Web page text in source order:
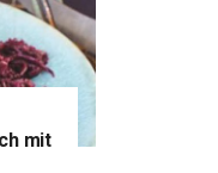
mit